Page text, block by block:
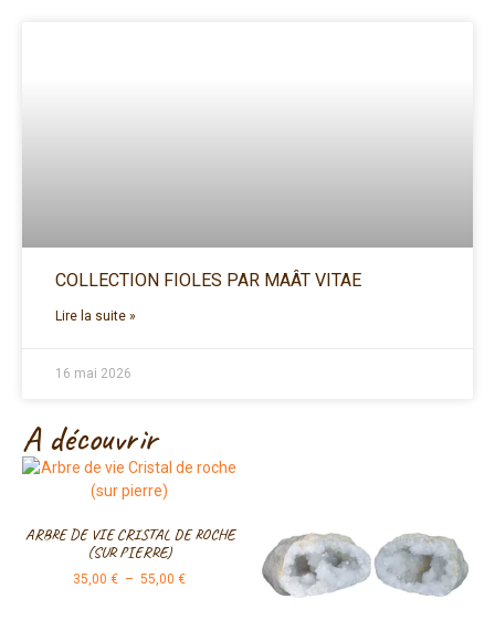
A découvrir
ARBRE DE VIE CRISTAL DE ROCHE
(SUR PIERRE)
35,00 € – 55,00 €
COLLECTION FIOLES PAR MAÂT VITAE
Lire la suite »
16 mai 2026